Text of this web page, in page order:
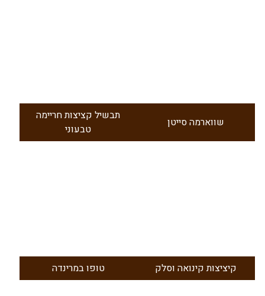
שווארמה סייטן
תבשיל קציצות חריימה
טבעוני
קיציצות קינואה וסלק טופו במרינדה